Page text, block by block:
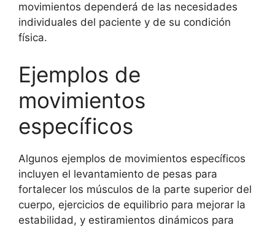
movimientos dependerá de las necesidades
individuales del paciente y de su condición
física.
Ejemplos de
movimientos
específicos
Algunos ejemplos de movimientos específicos
incluyen el levantamiento de pesas para
fortalecer los músculos de la parte superior del
cuerpo, ejercicios de equilibrio para mejorar la
estabilidad, y estiramientos dinámicos para